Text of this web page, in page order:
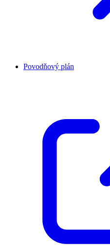
Povodňový plán